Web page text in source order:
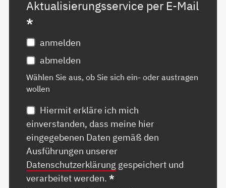
Aktualisierungsservice per E-Mail
*
anmelden
abmelden
Wählen Sie aus, ob Sie sich ein- oder austragen
wollen
Hiermit erkläre ich mich
einverstanden, dass meine hier
eingegebenen Daten gemäß den
Ausführungen unserer
Datenschutzerklärung gespeichert und
verarbeitet werden.*